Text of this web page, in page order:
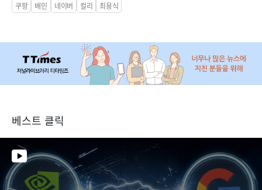
쿠팡 배민 네이버 컬리 최용식
베스트 클릭